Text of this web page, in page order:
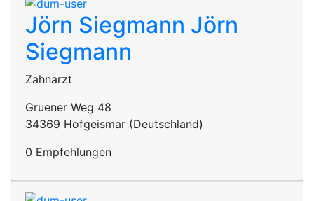
Jörn Siegmann Jörn
Siegmann
Zahnarzt
Gruener Weg 48
34369 Hofgeismar (Deutschland)
0 Empfehlungen